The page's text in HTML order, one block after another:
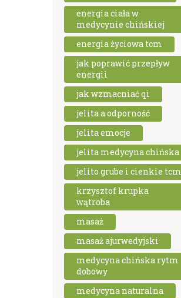
energia ciała w
medycynie chińskiej
energia życiowa tcm
jak poprawić przepływ
energii
jak wzmacniać qi
jelita a odporność
jelita emocje
jelita medycyna chińska
jelito grube i cienkie tcm
krzysztof krupka
wątroba
masaż
masaż ajurwedyjski
medycyna chińska rytm
dobowy
medycyna naturalna